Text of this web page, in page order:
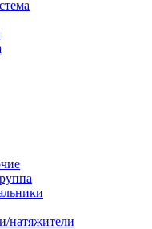
натяжители